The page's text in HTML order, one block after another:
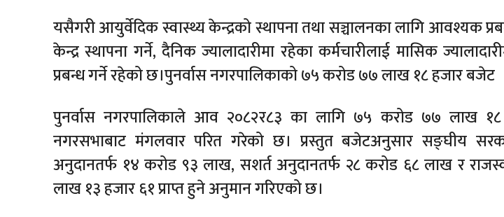
यसैगरी आयुर्वेदिक स्वास्थ्य केन्द्रको स्थापना तथा सञ्चालनका लागि आवश्यक
केन्द्र स्थापना गर्ने, दैनिक ज्यालादारीमा रहेका कर्मचारीलाई मासिक
प्रबन्ध गर्ने रहेको छ।पुनर्वास नगरपालिकाको ७५ करोड ७७ लाख १८ हजार बजेट
पुनर्वास नगरपालिकाले आव २०८२र८३ का लागि ७५ करोड ७७ लाख
नगरसभाबाट मंगलवार परित गरेको छ। प्रस्तुत बजेटअनुसार सङ्घीय
अनुदानतर्फ १४ करोड ९३ लाख, सशर्त अनुदानतर्फ २८ करोड ६८ लाख र
लाख १३ हजार ६१ प्राप्त हुने अनुमान गरिएको छ।